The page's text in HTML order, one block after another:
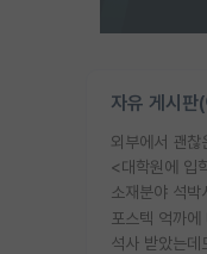
자유 게시판
외부에서 괜찮
<대학원에 입
소재분야 석박
석사 받았는데